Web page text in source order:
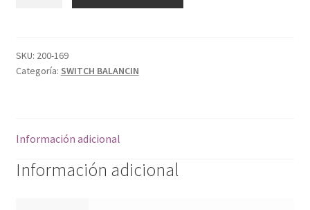
PATAS
6.5A
13A
AC
SKU: 200-169
Categoría: SWITCH BALANCIN
Información adicional
Información adicional